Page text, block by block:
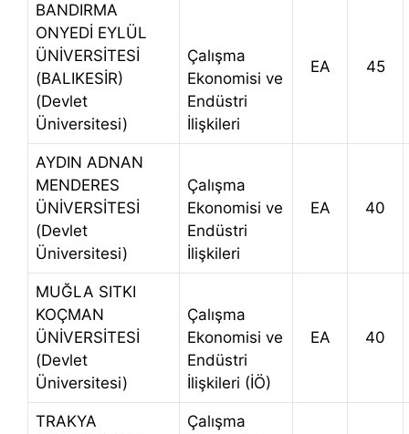
BANDIRMA
ONYEDİ EYLÜL
ÜNİVERSİTESİ
(BALIKESİR)
(Devlet
Üniversitesi)
Çalışma
Ekonomisi ve
Endüstri
İlişkileri
EA 45
AYDIN ADNAN
MENDERES
ÜNİVERSİTESİ
(Devlet
Üniversitesi)
Çalışma
Ekonomisi ve
Endüstri
İlişkileri
EA 40
MUĞLA SITKI
KOÇMAN
ÜNİVERSİTESİ
(Devlet
Üniversitesi)
Çalışma
Ekonomisi ve
Endüstri
İlişkileri (İÖ)
EA 40
TRAKYA
Çalışma